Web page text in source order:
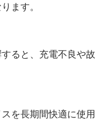
ます。
ると、充電不良や故
を長期間快適に使用